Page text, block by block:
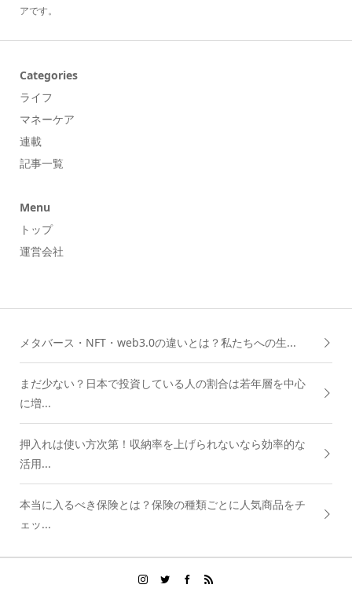
アです。
Categories
ライフ
マネーケア
連載
記事一覧
Menu
トップ
運営会社
メタバース・NFT・web3.0の違いとは？私たちへの生...
まだ少ない？日本で投資している人の割合は若年層を中心
に増...
押入れは使い方次第！収納率を上げられないなら効率的な
活用...
本当に入るべき保険とは？保険の種類ごとに人気商品をチ
ェッ...